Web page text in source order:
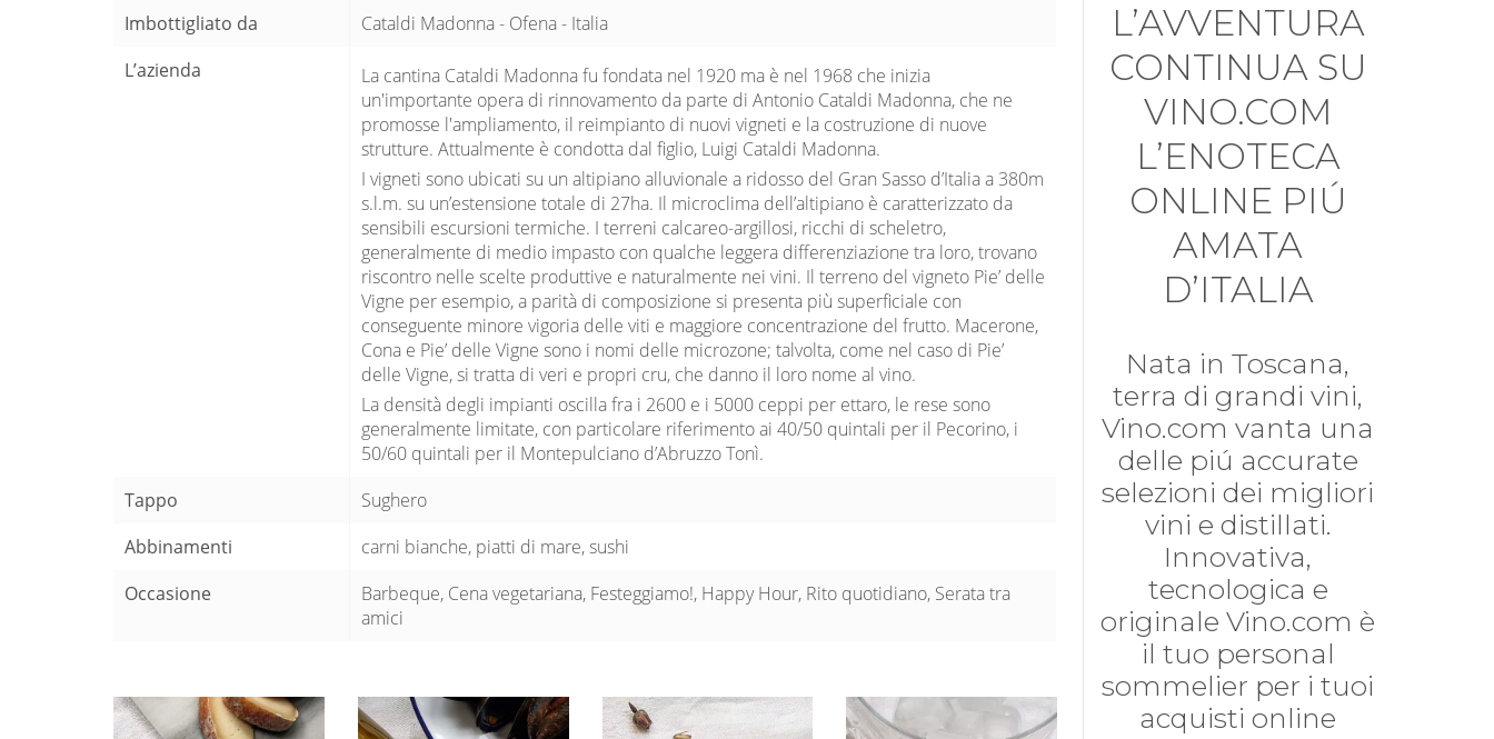
Imbottigliato da
Cataldi Madonna - Ofena - Italia
L’azienda
La cantina Cataldi Madonna fu fondata nel 1920 ma è nel 1968 che inizia
un'importante opera di rinnovamento da parte di Antonio Cataldi Madonna, che ne
promosse l'ampliamento, il reimpianto di nuovi vigneti e la costruzione di nuove
strutture. Attualmente è condotta dal figlio, Luigi Cataldi Madonna.
I vigneti sono ubicati su un altipiano alluvionale a ridosso del Gran Sasso d’Italia a 380m
s.l.m. su un’estensione totale di 27ha. Il microclima dell’altipiano è caratterizzato da
sensibili escursioni termiche. I terreni calcareo-argillosi, ricchi di scheletro,
generalmente di medio impasto con qualche leggera differenziazione tra loro, trovano
riscontro nelle scelte produttive e naturalmente nei vini. Il terreno del vigneto Pie’ delle
Vigne per esempio, a parità di composizione si presenta più superficiale con
conseguente minore vigoria delle viti e maggiore concentrazione del frutto. Macerone,
Cona e Pie’ delle Vigne sono i nomi delle microzone; talvolta, come nel caso di Pie’
delle Vigne, si tratta di veri e propri cru, che danno il loro nome al vino.
La densità degli impianti oscilla fra i 2600 e i 5000 ceppi per ettaro, le rese sono
generalmente limitate, con particolare riferimento ai 40/50 quintali per il Pecorino, i
50/60 quintali per il Montepulciano d’Abruzzo Tonì.
Tappo
Sughero
Abbinamenti
carni bianche, piatti di mare, sushi
Occasione
Barbeque, Cena vegetariana, Festeggiamo!, Happy Hour, Rito quotidiano, Serata tra
amici
L’AVVENTURA
CONTINUA SU
VINO.COM
L’ENOTECA
ONLINE PIÚ
AMATA
D’ITALIA
Nata in Toscana,
terra di grandi vini,
Vino.com vanta una
delle piú accurate
selezioni dei migliori
vini e distillati.
Innovativa,
tecnologica e
originale Vino.com è
il tuo personal
sommelier per i tuoi
acquisti online